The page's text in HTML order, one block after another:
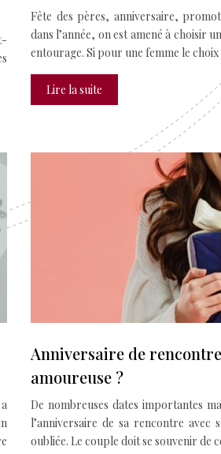
Fête des pères, anniversaire,
dans l’année, on est amené à choisir
entourage. Si pour une femme le
Lire la suite
Anniversaire de
amoureuse ?
De nombreuses dates importantes
l’anniversaire de sa rencontre
oubliée. Le couple doit se souvenir de